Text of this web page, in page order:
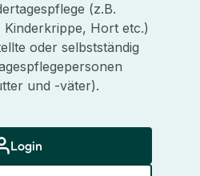
(z.B.
Kinderkrippe, Hort etc.)
oder selbstständig
und -väter).
Login